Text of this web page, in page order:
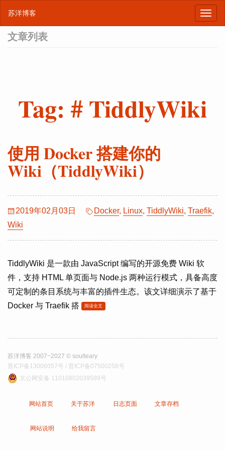
苏洋博客
文章列表
Tag: # TiddlyWiki
使用 Docker 搭建你的
Wiki（TiddlyWiki）
2019年02月03日 Docker, Linux, TiddlyWiki, Traefik,
Wiki
TiddlyWiki 是一款由 JavaScript 编写的开源免费 Wiki 软
件，支持 HTML 单页面与 Node.js 两种运行模式，具备高度
可定制的条目系统与丰富的插件生态。该文详细演示了基于
Docker 与 Traefik 搭
阅读全文
苏洋博客 2007~2027 © soulteary
晋ICP备13006057号 / 晋ICP备07500258号
京公网安备 11010802039589号
网站首页 关于苏洋 日志页面 文章存档
网站说明 给我留言